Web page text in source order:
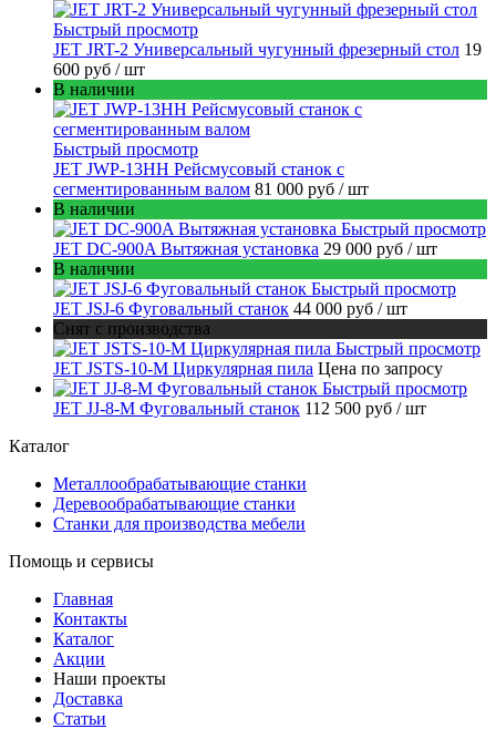
Быстрый просмотр
JET JRT-2 Универсальный чугунный фрезерный стол 19
600 руб / шт
В наличии
Быстрый просмотр
JET JWP-13HH Рейсмусовый станок с
сегментированным валом 81 000 руб / шт
В наличии
Быстрый просмотр
JET DC-900A Вытяжная установка 29 000 руб / шт
В наличии
Быстрый просмотр
JET JSJ-6 Фуговальный станок 44 000 руб / шт
Снят с производства
Быстрый просмотр
JET JSTS-10-M Циркулярная пила Цена по запросу
Быстрый просмотр
JET JJ-8-M Фуговальный станок 112 500 руб / шт
Каталог
Металлообрабатывающие станки
Деревообрабатывающие станки
Станки для производства мебели
Помощь и сервисы
Главная
Контакты
Каталог
Акции
Наши проекты
Доставка
Статьи